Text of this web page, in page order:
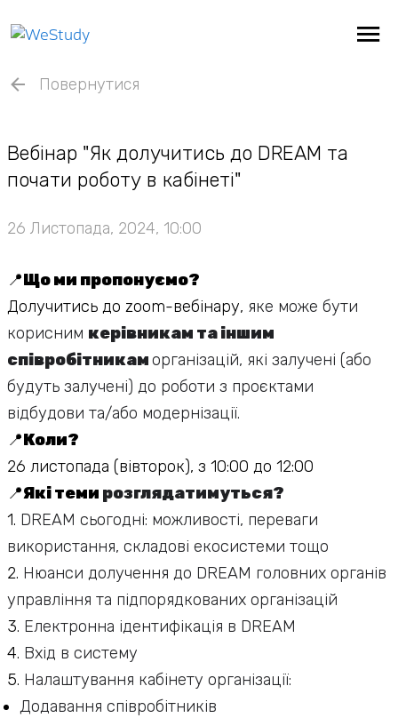
Повернутися
Вебінар "Як долучитись до DREAM та
почати роботу в кабінеті"
26 Листопада, 2024, 10:00
📍Що ми пропонуємо?
Долучитись до zoom-вебінару, яке може бути
корисним керівникам та іншим
співробітникаморганізацій, які залучені (або
будуть залучені) до роботи з проєктами
відбудови та/або модернізації.
📍Коли?
26 листопада (вівторок), з 10:00 до 12:00
📍Які теми розглядатимуться?
1. DREAM сьогодні: можливості, переваги
використання, складові екосистеми тощо
2. Нюанси долучення до DREAM головних органів
управління та підпорядкованих організацій
3. Електронна ідентифікація в DREAM
4. Вхід в систему
5. Налаштування кабінету організації:
Додавання співробітників